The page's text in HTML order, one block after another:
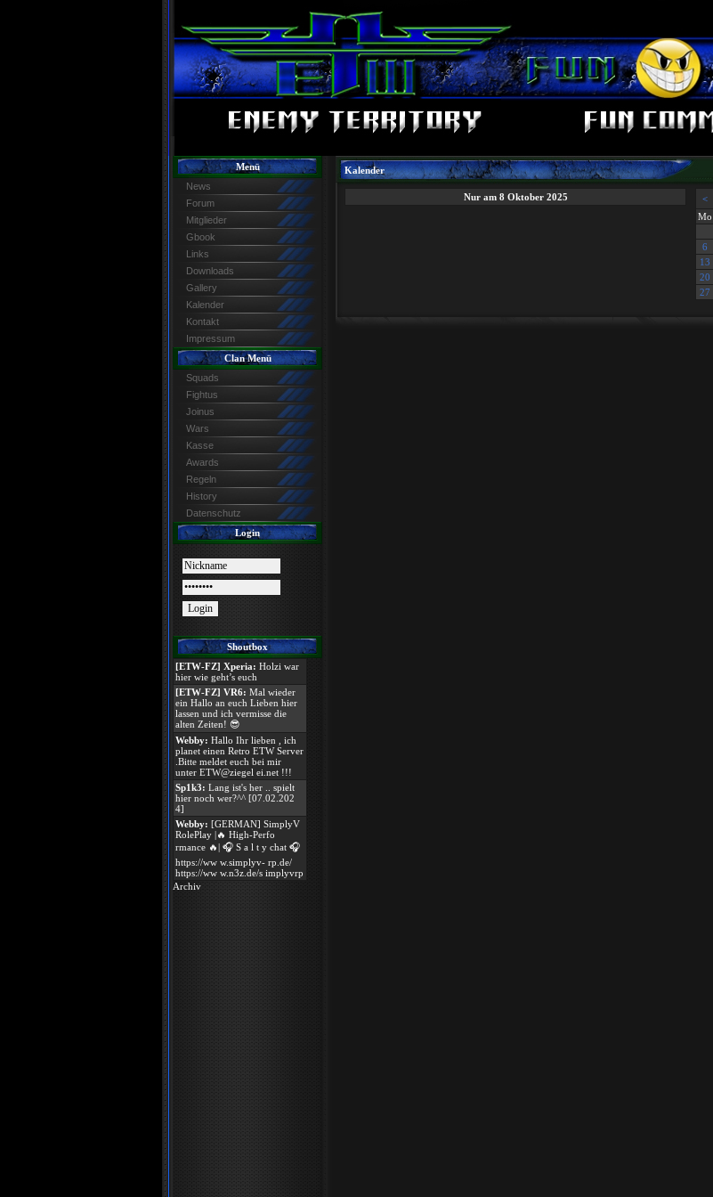
Menü
News
Forum
Mitglieder
Gbook
Links
Downloads
Gallery
Kalender
Kontakt
Impressum
Clan Menü
Squads
Fightus
Joinus
Wars
Kasse
Awards
Regeln
History
Datenschutz
Login
Shoutbox
[ETW-FZ] Xperia: Holzi war
hier wie geht’s euch
[ETW-FZ] VR6: Mal wieder
ein Hallo an euch Lieben hier
lassen und ich vermisse die
alten Zeiten! 😎
Webby: Hallo Ihr lieben , ich
planet einen Retro ETW Server
.Bitte meldet euch bei mir
unter ETW@ziegel ei.net !!!
Sp1k3: Lang ist's her .. spielt
hier noch wer?^^ [07.02.202
4]
Webby: [GERMAN] SimplyV
RolePlay |🔥 High-Perfo
rmance 🔥| 🎧 S a l t y chat 🎧
https://ww w.simplyv- rp.de/
https://ww w.n3z.de/s implyvrp
Archiv
Kalender
Nur am 8 Oktober 2025 <
Mo
6
13
20
27